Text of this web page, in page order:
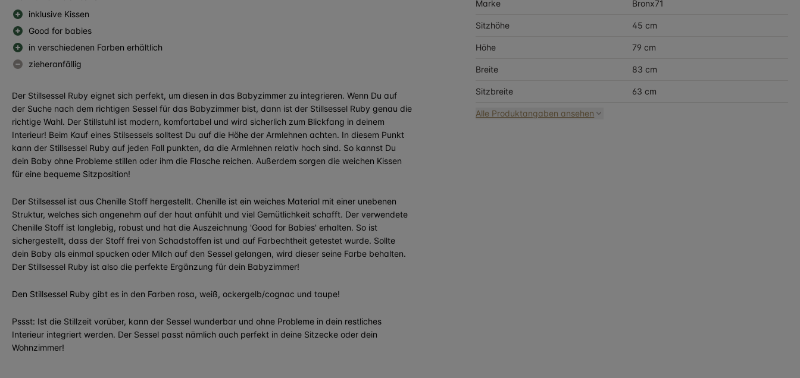
inklusive Kissen
Good for babies
in verschiedenen Farben erhältlich
zieheranfällig
Der Stillsessel Ruby eignet sich perfekt, um diesen in das Babyzimmer zu integrieren. Wenn Du auf
der Suche nach dem richtigen Sessel für das Babyzimmer bist, dann ist der Stillsessel Ruby genau die
richtige Wahl. Der Stillstuhl ist modern, komfortabel und wird sicherlich zum Blickfang in deinem
Interieur! Beim Kauf eines Stilsessels solltest Du auf die Höhe der Armlehnen achten. In diesem Punkt
kann der Stillsessel Ruby auf jeden Fall punkten, da die Armlehnen relativ hoch sind. So kannst Du
dein Baby ohne Probleme stillen oder ihm die Flasche reichen. Außerdem sorgen die weichen Kissen
für eine bequeme Sitzposition!
Der Stillsessel ist aus Chenille Stoff hergestellt. Chenille ist ein weiches Material mit einer unebenen
Struktur, welches sich angenehm auf der haut anfühlt und viel Gemütlichkeit schafft. Der verwendete
Chenille Stoff ist langlebig, robust und hat die Auszeichnung 'Good for Babies' erhalten. So ist
sichergestellt, dass der Stoff frei von Schadstoffen ist und auf Farbechtheit getestet wurde. Sollte
dein Baby als einmal spucken oder Milch auf den Sessel gelangen, wird dieser seine Farbe behalten.
Der Stillsessel Ruby ist also die perfekte Ergänzung für dein Babyzimmer!
Den Stillsessel Ruby gibt es in den Farben rosa, weiß, ockergelb/cognac und taupe!
Pssst: Ist die Stillzeit vorüber, kann der Sessel wunderbar und ohne Probleme in dein restliches
Interieur integriert werden. Der Sessel passt nämlich auch perfekt in deine Sitzecke oder dein
Wohnzimmer!
Marke Bronx71
Sitzhöhe 45 cm
Höhe 79 cm
Breite 83 cm
Sitzbreite 63 cm
Alle Produktangaben ansehen